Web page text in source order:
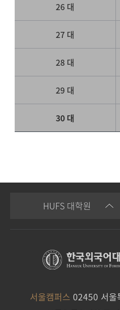
26 대
27 대
28 대
29 대
30 대
HUFS 대학원
서울캠퍼스 02450 서울